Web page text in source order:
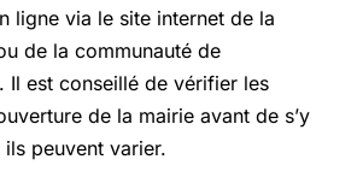
ligne via le site internet de la
de la communauté de
Il est conseillé de vérifier les
de la mairie avant de s’y
peuvent varier.